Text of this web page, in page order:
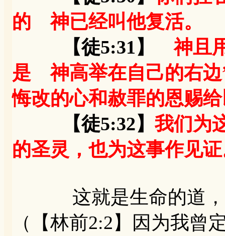
的 神已经叫他复活。
【徒5:31】
神且
是 神高举在自己的右边
悔改的心和赦罪的恩赐
【徒5:32】 我们为
的圣灵，也为这事作见
这就是生命的道，
（【林前2:2】因为我曾